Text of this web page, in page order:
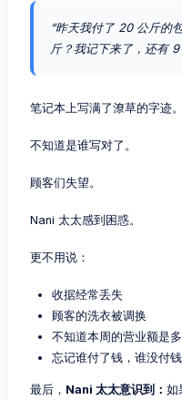
“昨天我付了 20 公斤的
斤？我记下来了，还有 9
笔记本上写满了潦草的字迹。
不知道是谁写对了。
顾客们失望。
Nani 太太感到困惑。
更不用说：
收据经常丢失
顾客的洗衣被调换
不知道本周的营业额是
忘记谁付了钱，谁没付钱
最后， Nani 太太意识到： 如